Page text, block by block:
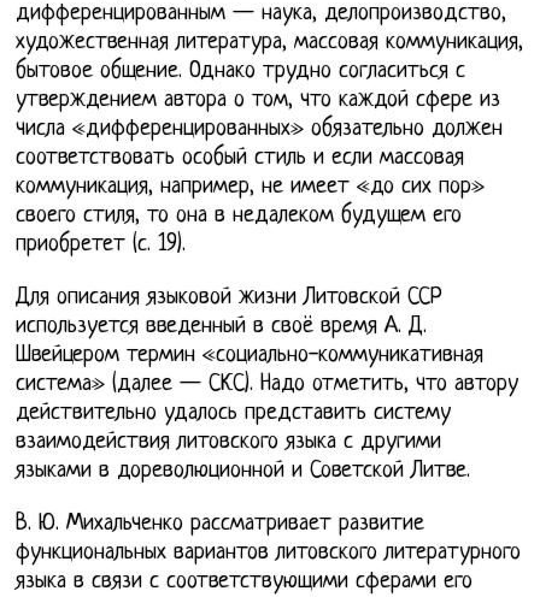
дифференцированным — наука, делопроизводство,
художественная литература, массовая коммуникация,
бытовое общение. Однако трудно согласиться с
утверждением автора о том, что каждой сфере из
числа «дифференцированных» обязательно должен
соответствовать особый стиль и если массовая
коммуникация, например, не имеет «до сих пор»
своего стиля, то она в недалеком будущем его
приобретет (с. 19).
Для описания языковой жизни Литовской ССР
используется введенный в своё время А. Д.
Швейцером термин «социально-коммуникативная
система» (далее — СКС). Надо отметить, что автору
действительно удалось представить систему
взаимодействия литовского языка с другими
языками в дореволюционной и Советской Литве.
В. Ю. Михальченко рассматривает развитие
функциональных вариантов литовского литературного
языка в связи с соответствующими сферами его